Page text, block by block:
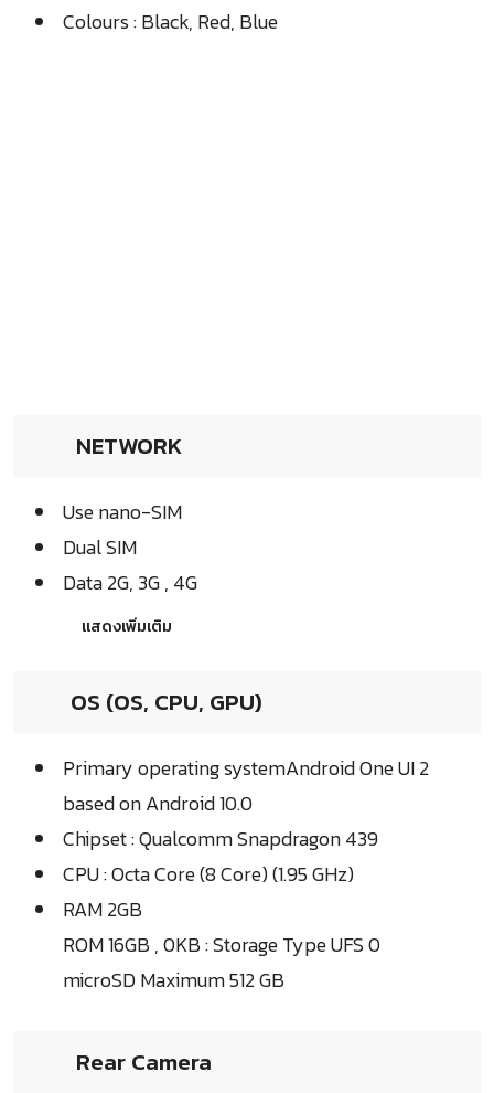
Colours : Black, Red, Blue
NETWORK
Use nano-SIM
Dual SIM
Data 2G, 3G , 4G
แสดงเพิ่มเติม
OS (OS, CPU, GPU)
Primary operating systemAndroid One UI 2
based on Android 10.0
Chipset : Qualcomm Snapdragon 439
CPU : Octa Core (8 Core) (1.95 GHz)
RAM 2GB
ROM 16GB , 0KB : Storage Type UFS 0
microSD Maximum 512 GB
Rear Camera